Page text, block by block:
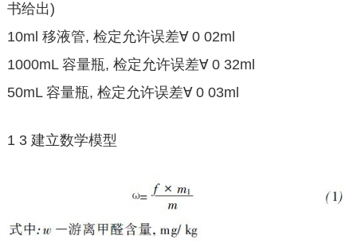
书给出)
10ml 移液管, 检定允许误差∀ 0 02ml
1000mL 容量瓶, 检定允许误差∀ 0 32ml
50mL 容量瓶, 检定允许误差∀ 0 03ml
1 3 建立数学模型